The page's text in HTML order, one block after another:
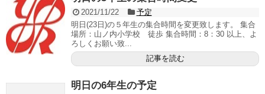
2021/11/22
予定
明日(23日)の５年生の集合時間を変更致します。 集合
場所：山ノ内小学校 徒歩 集合時間：8：30 以上、よ
ろしくお願い致...
記事を読む
明日の6年生の予定